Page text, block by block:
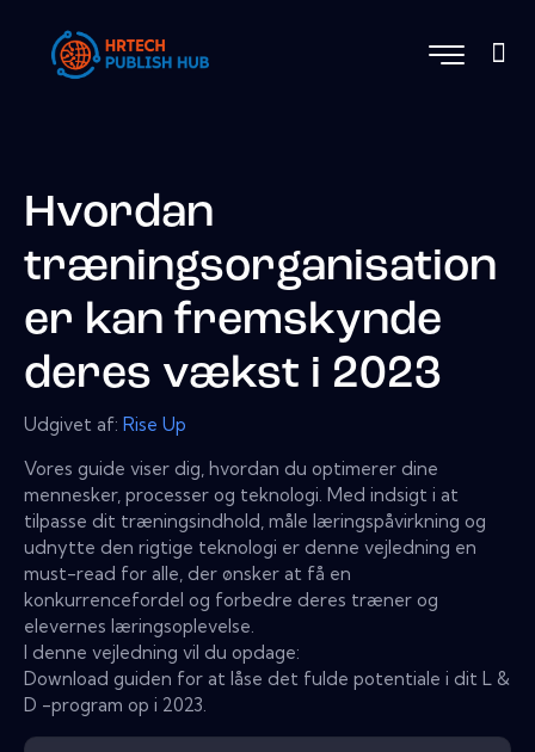
Hvordan
træningsorganisation
er kan fremskynde
deres vækst i 2023
Udgivet af: Rise Up
Vores guide viser dig, hvordan du optimerer dine
mennesker, processer og teknologi. Med indsigt i at
tilpasse dit træningsindhold, måle læringspåvirkning og
udnytte den rigtige teknologi er denne vejledning en
must-read for alle, der ønsker at få en
konkurrencefordel og forbedre deres træner og
elevernes læringsoplevelse.
I denne vejledning vil du opdage:
Download guiden for at låse det fulde potentiale i dit L &
D -program op i 2023.